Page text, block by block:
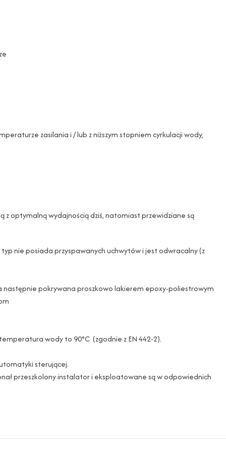
zasilania i / lub z niższym stopniem cyrkulacji wody,
z optymalną wydajnością dziś, natomiast przewidziane są
nie posiada przyspawanych uchwytów i jest odwracalny (z
następnie pokrywana proszkowo lakierem epoxy-poliestrowym
wody to 90°C (zgodnie z EN 442-2).
sterującej.
przeszkolony instalator i eksploatowane są w odpowiednich